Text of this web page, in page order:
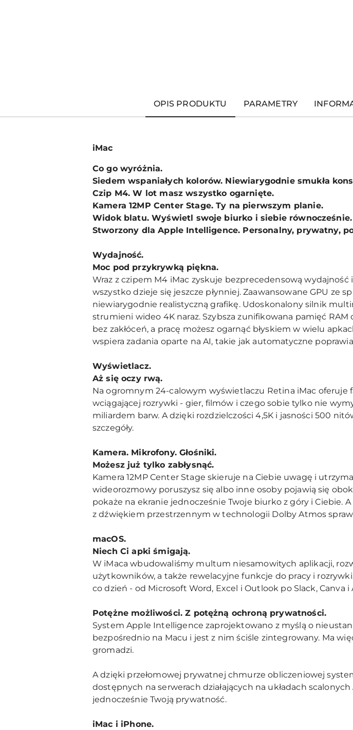
OPIS PRODUKTU PARAMETRY
iMac
Co go wyróżnia.
Siedem wspaniałych kolorów. Niewiarygodnie smukła
Czip M4. W lot masz wszystko ogarnięte.
Kamera 12MP Center Stage. Ty na pierwszym planie.
Widok blatu. Wyświetl swoje biurko i siebie równocześnie.
Stworzony dla Apple Intelligence. Personalny, prywatny,
Wydajność.
Moc pod przykrywką piękna.
Wraz z czipem M4 iMac zyskuje bezprecedensową wydajność
wszystko dzieje się jeszcze płynniej. Zaawansowane GPU ze
niewiarygodnie realistyczną grafikę. Udoskonalony silnik
strumieni wideo 4K naraz. Szybsza zunifikowana pamięć
bez zakłóceń, a pracę możesz ogarnąć błyskiem w wielu
wspiera zadania oparte na AI, takie jak automatyczne
Wyświetlacz.
Aż się oczy rwą.
Na ogromnym 24-calowym wyświetlaczu Retina iMac oferuje
wciągającej rozrywki - gier, filmów i czego sobie tylko nie
miliardem barw. A dzięki rozdzielczości 4,5K i jasności 500
szczegóły.
Kamera. Mikrofony. Głośniki.
Możesz już tylko zabłysnąć.
Kamera 12MP Center Stage skieruje na Ciebie uwagę i
wideorozmowy poruszysz się albo inne osoby pojawią się
pokaże na ekranie jednocześnie Twoje biurko z góry i Ciebie.
z dźwiękiem przestrzennym w technologii Dolby Atmos
macOS.
Niech Ci apki śmigają.
W iMaca wbudowaliśmy multum niesamowitych aplikacji,
użytkowników, a także rewelacyjne funkcje do pracy i
co dzień - od Microsoft Word, Excel i Outlook po Slack, Canva
Potężne możliwości. Z potężną ochroną prywatności.
System Apple Intelligence zaprojektowano z myślą o
bezpośrednio na Macu i jest z nim ściśle zintegrowany. Ma
gromadzi.
A dzięki przełomowej prywatnej chmurze obliczeniowej
dostępnych na serwerach działających na układach
jednocześnie Twoją prywatność.
iMac i iPhone.